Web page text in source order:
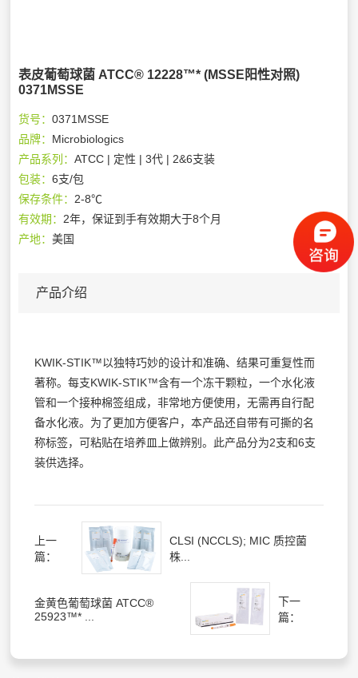
表皮葡萄球菌 ATCC® 12228™* (MSSE阳性对照)
0371MSSE
货号：0371MSSE
品牌： Microbiologics
产品系列：ATCC | 定性 | 3代 | 2&6支装
包装：6支/包
保存条件： 2-8℃
有效期： 2年，保证到手有效期大于8个月
产地：美国
产品介绍
KWIK-STIK™以独特巧妙的设计和准确、结果可重复性而
著称。每支KWIK-STIK™含有一个冻干颗粒，一个水化液
管和一个接种棉签组成，非常地方便使用，无需再自行配
备水化液。为了更加方便客户，本产品还自带有可撕的名
称标签，可粘贴在培养皿上做辨别。此产品分为2支和6支
装供选择。
上一
篇：
CLSI (NCCLS); MIC 质控菌
株...
金黄色葡萄球菌 ATCC®
25923™* ...
下一
篇：